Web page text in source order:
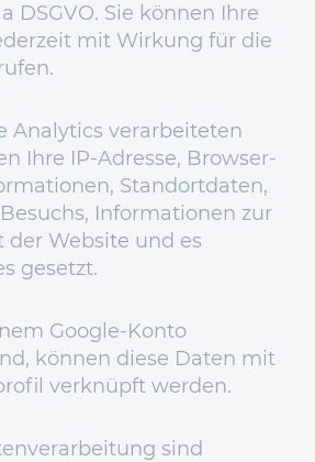
DSGVO. Sie können Ihre
mit Wirkung für die
Analytics verarbeiteten
Ihre IP-Adresse, Browser-
Standortdaten,
Informationen zur
Website und es
gesetzt.
Google-Konto
können diese Daten mit
verknüpft werden.
sind